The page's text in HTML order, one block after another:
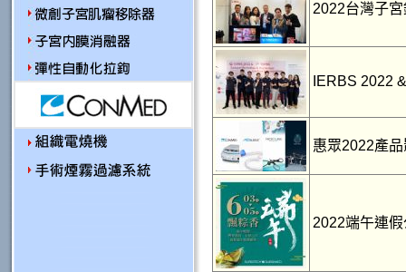
2022台灣子
IERBS 2022
惠眾2022產
2022端午連